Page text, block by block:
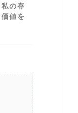
の存
値を